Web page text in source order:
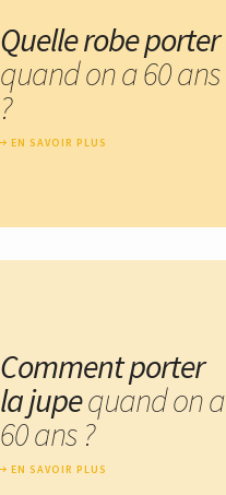
Quelle robe porter
quand on a 60 ans
?
EN SAVOIR PLUS
Comment porter
la jupequand on a
60 ans ?
EN SAVOIR PLUS